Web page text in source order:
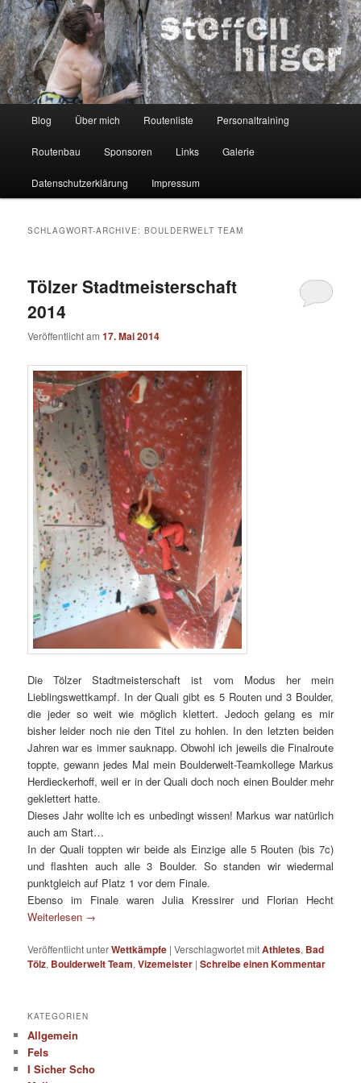
Zum
Inhalt
wechseln
Zum
sekundären
Inhalt
wechselnSteffen Hilger
Kletterer – Routenbauer – Trainer
Blog Über mich Routenliste Personaltraining
Routenbau Sponsoren Links Galerie
Datenschutzerklärung Impressum
SCHLAGWORT-ARCHIVE:BOULDERWELT TEAM
Tölzer Stadtmeisterschaft
2014
Veröffentlicht am17. Mai 2014
Die Tölzer Stadtmeisterschaft ist vom Modus her mein
Lieblingswettkampf. In der Quali gibt es 5 Routen und 3 Boulder,
die jeder so weit wie möglich klettert. Jedoch gelang es mir
bisher leider noch nie den Titel zu hohlen. In den letzten beiden
Jahren war es immer sauknapp. Obwohl ich jeweils die Finalroute
toppte, gewann jedes Mal mein Boulderwelt-Teamkollege Markus
Herdieckerhoff, weil er in der Quali doch noch einen Boulder mehr
geklettert hatte.
Dieses Jahr wollte ich es unbedingt wissen! Markus war natürlich
auch am Start…
In der Quali toppten wir beide als Einzige alle 5 Routen (bis 7c)
und flashten auch alle 3 Boulder. So standen wir wiedermal
punktgleich auf Platz 1 vor dem Finale.
Ebenso im Finale waren Julia Kressirer und Florian Hecht
Weiterlesen →
Veröffentlicht unterWettkämpfe |Verschlagwortet mitAthletes, Bad
Tölz, Boulderwelt Team,Vizemeister |Schreibe einen Kommentar
KATEGORIEN
Allgemein
Fels
I Sicher Scho